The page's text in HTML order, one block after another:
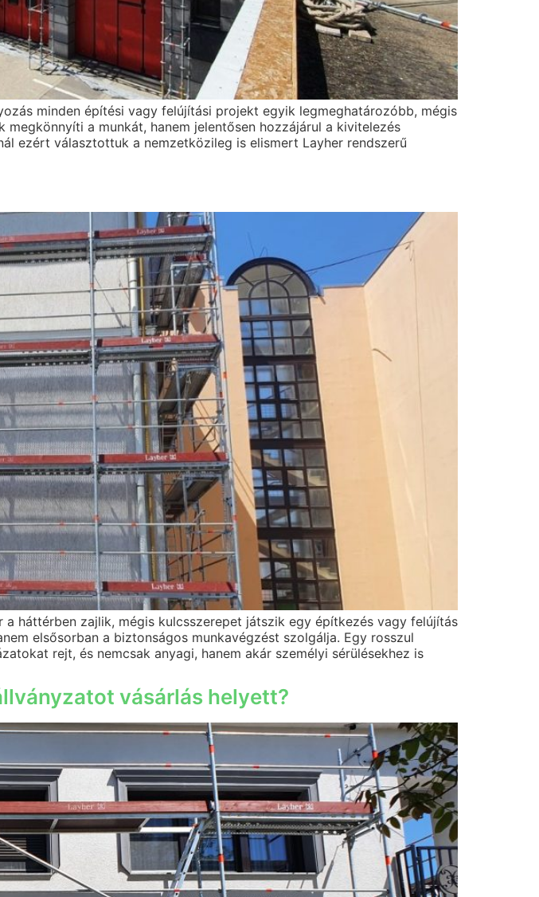
minden építési vagy felújítási projekt egyik legmeghatározóbb, mégis
a munkát, hanem jelentősen hozzájárul a kivitelezés
ezért választottuk a nemzetközileg is elismert Layher rendszerű
háttérben zajlik, mégis kulcsszerepet játszik egy építkezés vagy felújítás
elsősorban a biztonságos munkavégzést szolgálja. Egy rosszul
rejt, és nemcsak anyagi, hanem akár személyi sérülésekhez is
vásárlás helyett?